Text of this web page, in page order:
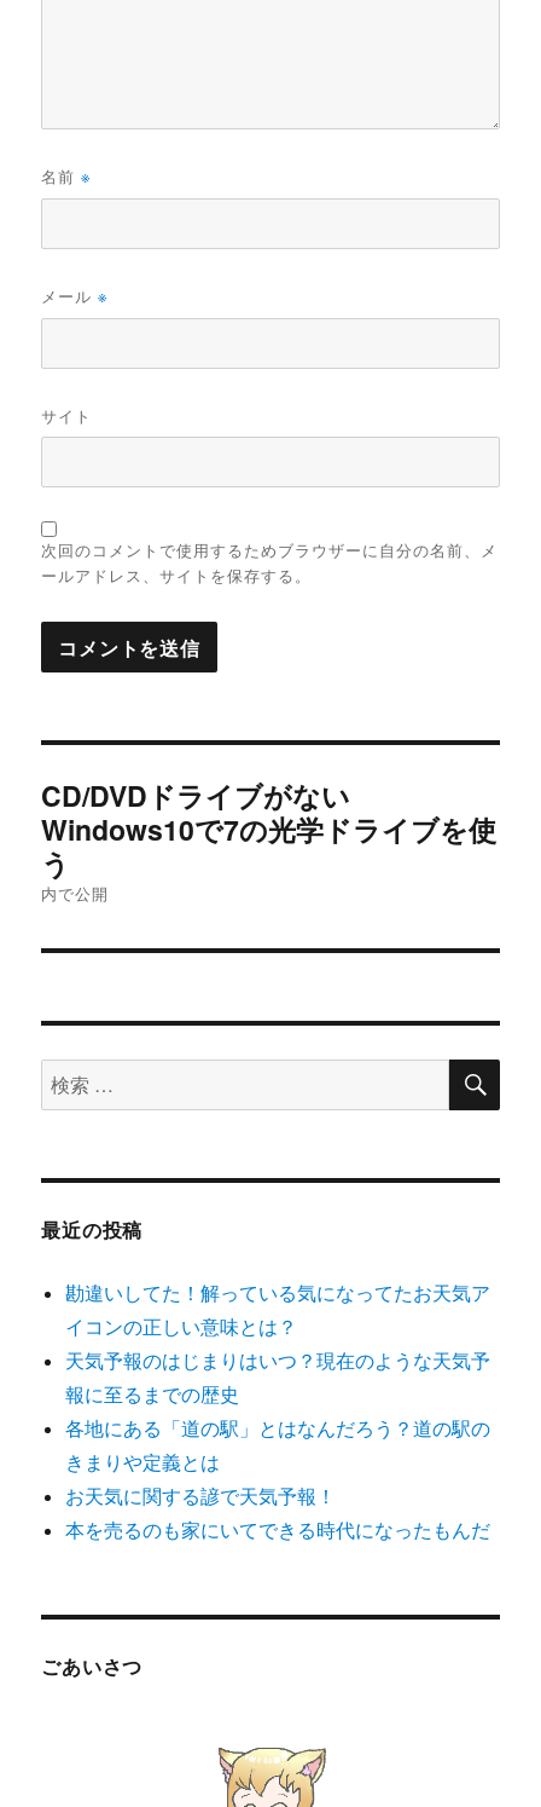
名前※
メール※
サイト
次回のコメントで使用するためブラウザーに自分の名前、メ
ールアドレス、サイトを保存する。
稿
ナ
ー
シ
ン
CD/DVDドライブがない
Windows10で7の光学ドライブを使
う
内で公開
検
索
象:
検
最近の投稿
勘違いしてた！解っている気になってたお天気ア
イコンの正しい意味とは？
天気予報のはじまりはいつ？現在のような天気予
報に至るまでの歴史
各地にある「道の駅」とはなんだろう？道の駅の
きまりや定義とは
お天気に関する諺で天気予報！
本を売るのも家にいてできる時代になったもんだ
ごあいさつ